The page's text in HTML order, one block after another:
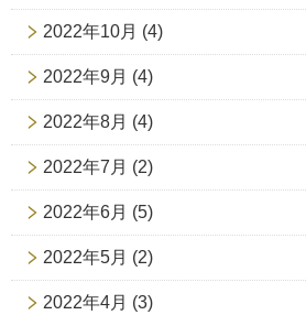
2022年10月 (4)
2022年9月 (4)
2022年8月 (4)
2022年7月 (2)
2022年6月 (5)
2022年5月 (2)
2022年4月 (3)